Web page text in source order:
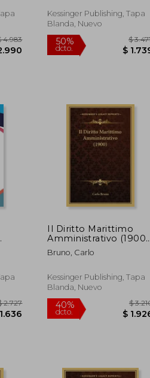
$ 4.983
$ 2.990
Kessinger Publishing, Tapa
Blanda, Nuevo
50%
dcto.
Il Diritto Marittimo
Amministrativo (1900)
(en Italiano)
Bruno, Carlo
Kessinger Publishing, Tapa
Blanda, Nuevo